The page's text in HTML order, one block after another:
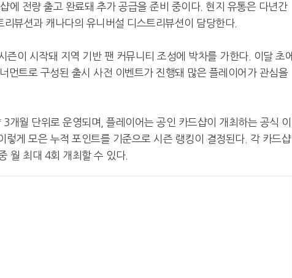
에 전량 출고 완료돼 추가 공급을 준비 중이다. 현지 유통은 다년간
뷰션과 캐나다의 유니버설 디스트리뷰션이 담당한다.
이 시작돼 지역 기반 팬 커뮤니티 조성에 박차를 가한다. 이달 초에
먼트로 구성된 출시 사전 이벤트가 진행돼 많은 플레이어가 관심을
개월 단위로 운영되며, 플레이어는 공인 카드샵이 개최하는 공식 이
게 모은 누적 포인트를 기준으로 시즌 랭킹이 결정된다. 각 카드샵
월 최대 4회 개최할 수 있다.